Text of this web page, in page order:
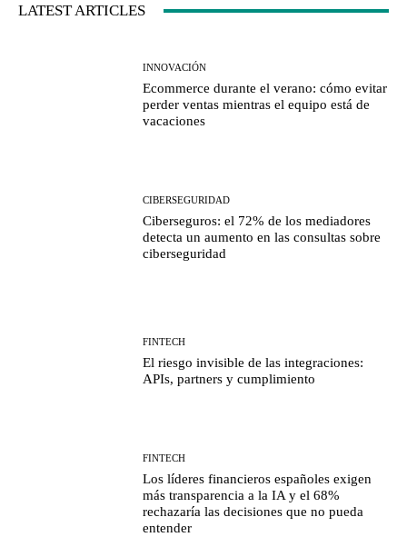
LATEST ARTICLES
INNOVACIÓN
Ecommerce durante el verano: cómo evitar
perder ventas mientras el equipo está de
vacaciones
CIBERSEGURIDAD
Ciberseguros: el 72% de los mediadores
detecta un aumento en las consultas sobre
ciberseguridad
FINTECH
El riesgo invisible de las integraciones:
APIs, partners y cumplimiento
FINTECH
Los líderes financieros españoles exigen
más transparencia a la IA y el 68%
rechazaría las decisiones que no pueda
entender